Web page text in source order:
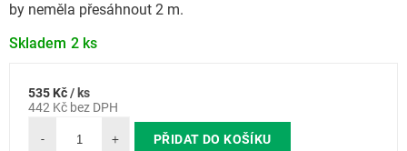
Skladem 2 ks
by neměla přesáhnout 2 m.
535 Kč/ ks
442 Kč bez DPH
Měrná
PŘIDAT DO KOŠÍKU